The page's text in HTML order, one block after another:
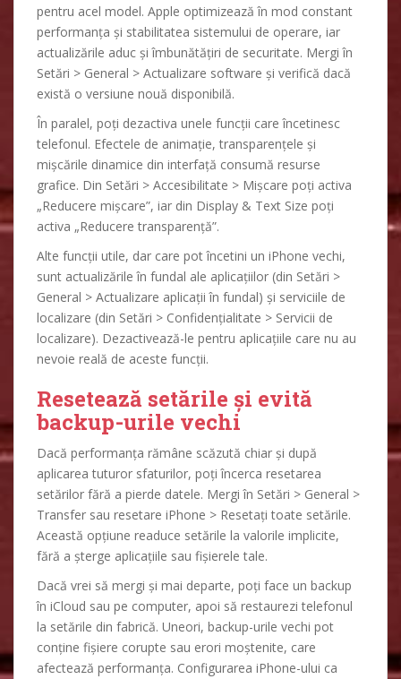
pentru acel model. Apple optimizează în mod constant
performanța și stabilitatea sistemului de operare, iar
actualizările aduc și îmbunătățiri de securitate. Mergi în
Setări > General > Actualizare software și verifică dacă
există o versiune nouă disponibilă.
În paralel, poți dezactiva unele funcții care încetinesc
telefonul. Efectele de animație, transparențele și
mișcările dinamice din interfață consumă resurse
grafice. Din Setări > Accesibilitate > Mișcare poți activa
„Reducere mișcare”, iar din Display & Text Size poți
activa „Reducere transparență”.
Alte funcții utile, dar care pot încetini un iPhone vechi,
sunt actualizările în fundal ale aplicațiilor (din Setări >
General > Actualizare aplicații în fundal) și serviciile de
localizare (din Setări > Confidențialitate > Servicii de
localizare). Dezactivează-le pentru aplicațiile care nu au
nevoie reală de aceste funcții.
Resetează setările și evită
backup-urile vechi
Dacă performanța rămâne scăzută chiar și după
aplicarea tuturor sfaturilor, poți încerca resetarea
setărilor fără a pierde datele. Mergi în Setări > General >
Transfer sau resetare iPhone > Resetați toate setările.
Această opțiune readuce setările la valorile implicite,
fără a șterge aplicațiile sau fișierele tale.
Dacă vrei să mergi și mai departe, poți face un backup
în iCloud sau pe computer, apoi să restaurezi telefonul
la setările din fabrică. Uneori, backup-urile vechi pot
conține fișiere corupte sau erori moștenite, care
afectează performanța. Configurarea iPhone-ului ca